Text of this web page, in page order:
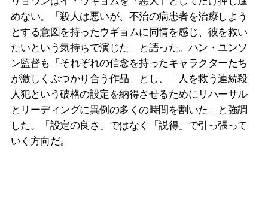
めない。「殺人は悪いが、不治の病患者を治療しよう
とする意図を持ったウギョムに同情を感じ、彼を救い
たいという気持ちで演じた」と語った。ハン・ユンソ
ン監督も「それぞれの信念を持ったキャラクターたち
が激しくぶつかり合う作品」とし、「人を救う連続殺
人犯という破格の設定を納得させるためにリハーサル
とリーディングに異例の多くの時間を割いた」と強調
した。「設定の良さ」ではなく「説得」で引っ張って
いく方向だ。